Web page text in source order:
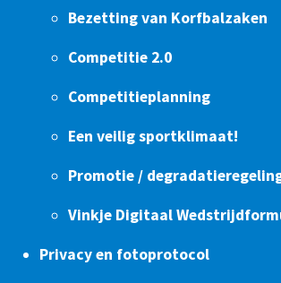
Bezetting van Korfbalzaken
Competitie 2.0
Competitieplanning
Een veilig sportklimaat!
Promotie /
Vinkje Digitaal
Privacy en fotoprotocol